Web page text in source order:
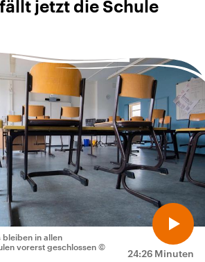
jetzt die Schule
24:26 Minuten
bleiben in allen
vorerst geschlossen ©